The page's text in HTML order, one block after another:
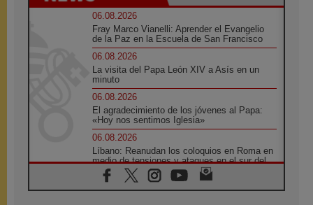
06.08.2026
Fray Marco Vianelli: Aprender el Evangelio
de la Paz en la Escuela de San Francisco
06.08.2026
La visita del Papa León XIV a Asís en un
minuto
06.08.2026
El agradecimiento de los jóvenes al Papa:
«Hoy nos sentimos Iglesia»
06.08.2026
Líbano: Reanudan los coloquios en Roma en
medio de tensiones y ataques en el sur del
país
06.08.2026